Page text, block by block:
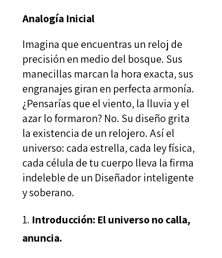
Analogía Inicial
Imagina que encuentras un reloj de
precisión en medio del bosque. Sus
manecillas marcan la hora exacta, sus
engranajes giran en perfecta armonía.
¿Pensarías que el viento, la lluvia y el
azar lo formaron? No. Su diseño grita
la existencia de un relojero. Así el
universo: cada estrella, cada ley física,
cada célula de tu cuerpo lleva la firma
indeleble de un Diseñador inteligente
y soberano.
Introducción: El universo no calla,
anuncia.